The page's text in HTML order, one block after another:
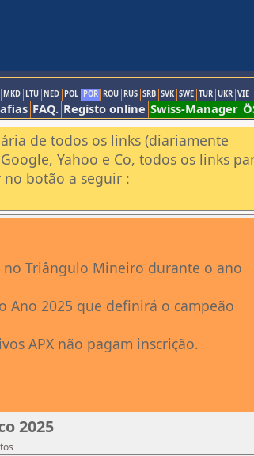
MKD LTU NED POL POR ROU RUS SRB SVK SWE TUR UKR VIE
FAQ. Registo online Swiss-Manager
de todos os links (diariamente
Yahoo e Co, todos os links
no botão a seguir :
no Triângulo Mineiro durante o ano
Ano 2025 que definirá o campeão
APX não pagam inscrição.
2025